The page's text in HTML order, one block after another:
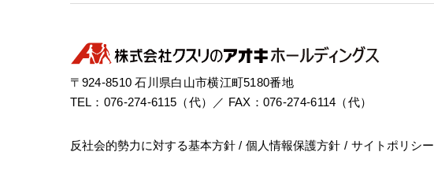
〒924-8510 石川県白山市横江町5180番地
TEL：076-274-6115（代）／ FAX：076-274-6114（代）
反社会的勢力に対する基本方針 個人情報保護方針 サイトポリシー